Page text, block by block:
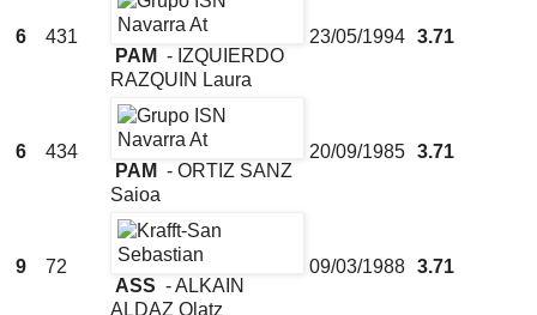
6
431
PAM - IZQUIERDO
RAZQUIN Laura
23/05/1994 3.71
6
434
PAM - ORTIZ SANZ
Saioa
20/09/1985 3.71
9
72
ASS - ALKAIN
ALDAZ Olatz
09/03/1988 3.71